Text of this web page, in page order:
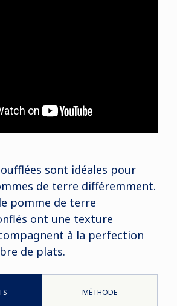
sont idéales pour
de terre différemment.
pomme de terre
ont une texture
à la perfection
de plats.
MÉTHODE